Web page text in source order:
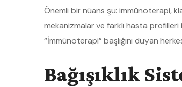
Önemli bir nüans şu: immünoterapi,
mekanizmalar ve farklı hasta
“İmmünoterapi” başlığını duyan
Bağışıklık